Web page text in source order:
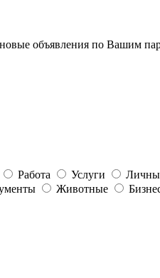
объявления по Вашим
Работа Услуги
Животные